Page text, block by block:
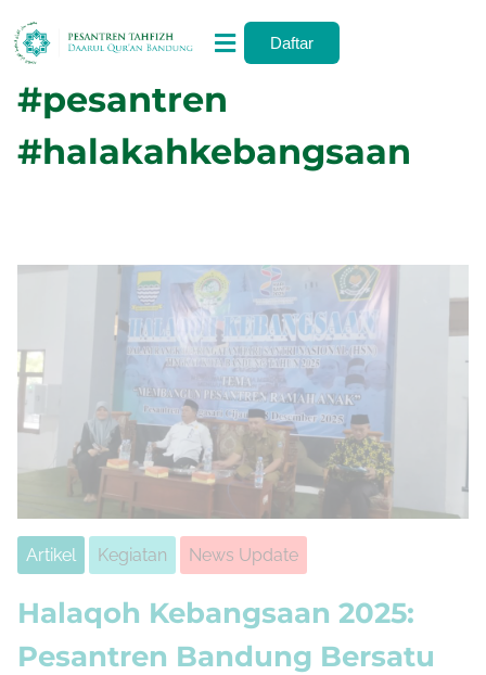
Daftar
Tag:#Halaqoh
#pesantren
#halakahkebangsaan
Artikel Kegiatan News Update
Halaqoh Kebangsaan 2025:
Pesantren Bandung Bersatu